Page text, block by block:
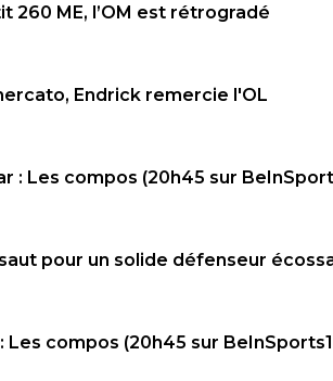
260 ME, l’OM est rétrogradé
Endrick remercie l'OL
: Les compos (20h45 sur
pour un solide défenseur
Les compos (20h45 sur